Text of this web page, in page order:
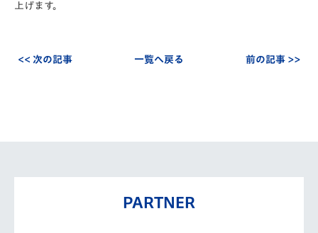
上げます。
<< 次の記事 一覧へ戻る 前の記事 >>
PARTNER